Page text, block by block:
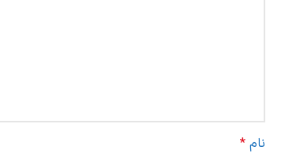
نام *